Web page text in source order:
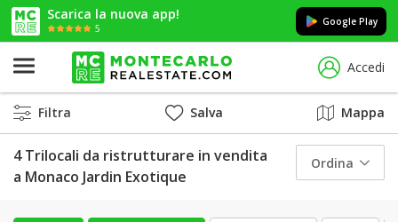
Scarica la nuova app!
5
Google Play
Accedi
Filtra Salva Mappa
4 Trilocali da ristrutturare in vendita
a Monaco Jardin Exotique
Ordina